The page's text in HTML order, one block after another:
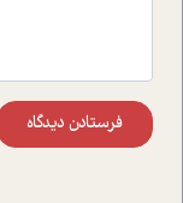
فرستادن دیدگاه